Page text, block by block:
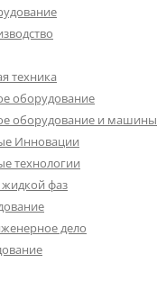
техника
оборудование
оборудование и машины
Инновации
технологии
жидкой фаз
дело